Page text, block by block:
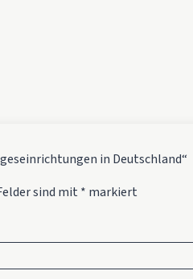
in Deutschland“
sind mit * markiert